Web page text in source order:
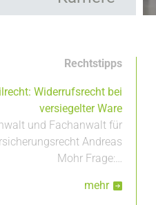
Kooperationen
Rechtstipps
Widerrufsrecht bei
versiegelter Ware
und Fachanwalt für
Andreas
Mohr Frage:…
mehr